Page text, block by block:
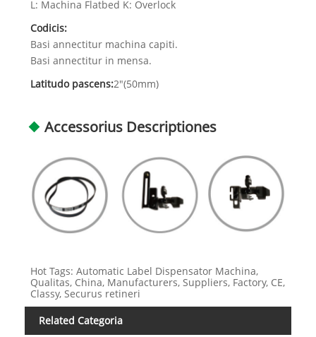
L: Machina Flatbed K: Overlock
Codicis:
Basi annectitur machina capiti.
Basi annectitur in mensa.
Latitudo pascens:2"(50mm)
Accessorius Descriptiones
Hot Tags: Automatic Label Dispensator Machina,
Qualitas, China, Manufacturers, Suppliers, Factory, CE,
Classy, ​​Securus retineri
Related Categoria